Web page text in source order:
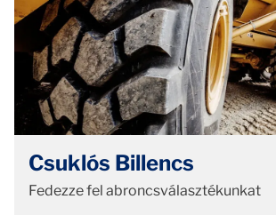
Csuklós Billencs
Fedezze fel abroncsválasztékunkat